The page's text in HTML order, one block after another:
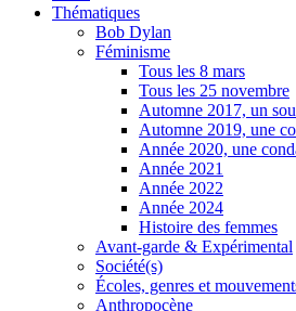
Thématiques
Bob Dylan
Féminisme
Tous les 8 mars
Tous les 25 novembre
Automne 2017, un
Automne 2019, une
Année 2020, une
Année 2021
Année 2022
Année 2024
Histoire des femmes
Avant-garde & Expérimental
Société(s)
Écoles, genres et
Anthropocène